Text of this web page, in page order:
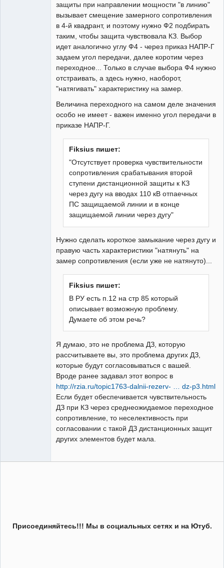
защиты при направлении мощности "в линию"
вызывает смещение замерного сопротивления
в 4-й квадрант, и поэтому нужно Ф2 подбирать
таким, чтобы защита чувствовала КЗ. Выбор
идет аналогично углу Ф4 - через приказ НАПР-Г
задаем угол передачи, далее коротим через
переходное... Только в случае выбора Ф4 нужно
отстраивать, а здесь нужно, наоборот,
"натягивать" характеристику на замер.
Величина переходного на самом деле значения
особо не имеет - важен именно угол передачи в
приказе НАПР-Г.
Fiksius пишет:
"Отсутствует проверка чувствительности
сопротивления срабатывания второй
ступени дистанционной защиты к КЗ
через дугу на вводах 110 кВ отпаечных
ПС защищаемой линии и в конце
защищаемой линии через дугу"
Нужно сделать короткое замыкание через дугу и
правую часть характеристики "натянуть" на
замер сопротивления (если уже не натянуто)...
Fiksius пишет:
В РУ есть п.12 на стр 85 который
описывает возможную проблему.
Думаете об этом речь?
Я думаю, это не проблема ДЗ, которую
рассчитываете вы, это проблема других ДЗ,
которые будут согласовываться с вашей.
Вроде ранее задавал этот вопрос в
http://rzia.ru/topic1763-dalnii-rezerv- … dz-p3.html
Если будет обеспечивается чувствительность
ДЗ при КЗ через среднеожидаемое переходное
сопротивление, то неселективность при
согласовании с такой ДЗ дистанционных защит
других элементов будет мала.
Присоединяйтесь!!! Мы в социальных сетях и на Ютуб.